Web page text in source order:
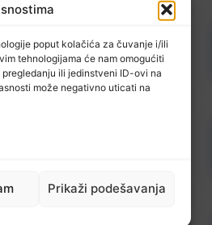
poput kolačića za čuvanje i/ili
tehnologijama će nam omogućiti
ili jedinstveni ID-ovi na
može negativno uticati na
Prikaži podešavanja